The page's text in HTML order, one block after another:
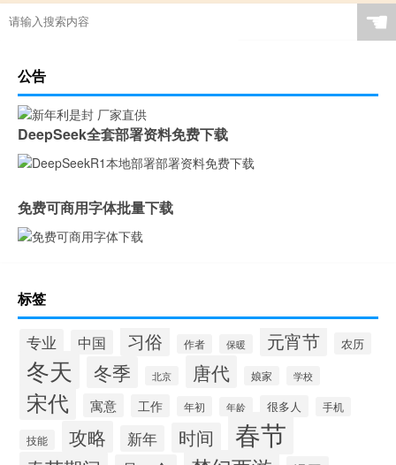
☚
公告
DeepSeek全套部署资料免费下载
免费可商用字体批量下载
标签
专业 中国 习俗 作者 保暖 元宵节 农历
冬天 冬季 北京 唐代 娘家 学校
宋代 寓意 工作 年初 年龄 很多人 手机
技能 攻略 新年 时间 春节